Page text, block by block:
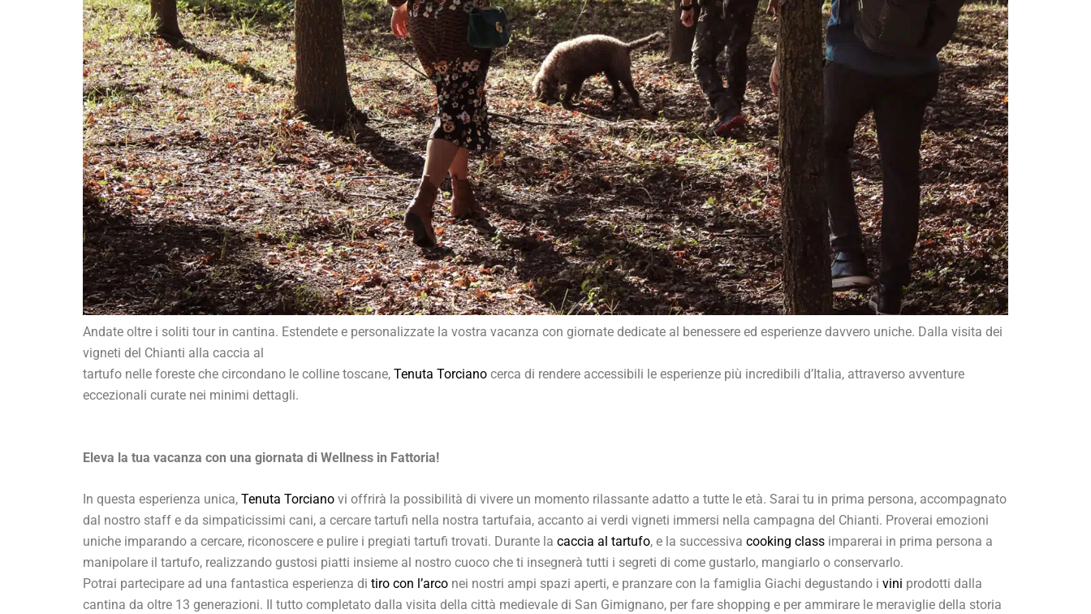
Andate oltre i soliti tour in cantina. Estendete e personalizzate la vostra vacanza con giornate dedicate al benessere ed esperienze davvero uniche. Dalla visita dei
vigneti del Chianti alla caccia al
tartufo nelle foreste che circondano le colline toscane, Tenuta Torciano cerca di rendere accessibili le esperienze più incredibili d’Italia, attraverso avventure
eccezionali curate nei minimi dettagli.
Eleva la tua vacanza con una giornata di Wellness in Fattoria!
In questa esperienza unica, Tenuta Torciano vi offrirà la possibilità di vivere un momento rilassante adatto a tutte le età. Sarai tu in prima persona, accompagnato
dal nostro staff e da simpaticissimi cani, a cercare tartufi nella nostra tartufaia, accanto ai verdi vigneti immersi nella campagna del Chianti. Proverai emozioni
uniche imparando a cercare, riconoscere e pulire i pregiati tartufi trovati. Durante la caccia al tartufo, e la successiva cooking class imparerai in prima persona a
manipolare il tartufo, realizzando gustosi piatti insieme al nostro cuoco che ti insegnerà tutti i segreti di come gustarlo, mangiarlo o conservarlo.
Potrai partecipare ad una fantastica esperienza di tiro con l’arco nei nostri ampi spazi aperti, e pranzare con la famiglia Giachi degustando i vini prodotti dalla
cantina da oltre 13 generazioni. Il tutto completato dalla visita della città medievale di San Gimignano, per fare shopping e per ammirare le meraviglie della storia